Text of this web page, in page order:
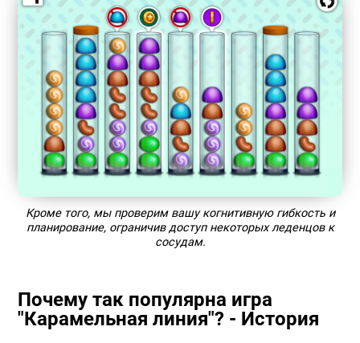
Кроме того, мы проверим вашу когнитивную гибкость и
планирование, ограничив доступ некоторых леденцов к
сосудам.
Почему так популярна игра
"Карамельная линия"? - История